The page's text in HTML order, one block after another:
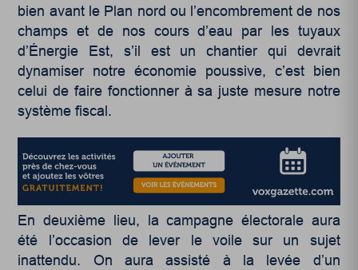
bien avant le Plan nord ou l’encombrement de nos
champs et de nos cours d’eau par les tuyaux
d’Énergie Est, s’il est un chantier qui devrait
dynamiser notre économie poussive, c’est bien
celui de faire fonctionner à sa juste mesure notre
système fiscal.
En deuxième lieu, la campagne électorale aura
été l’occasion de lever le voile sur un sujet
inattendu. On aura assisté à la levée d’un